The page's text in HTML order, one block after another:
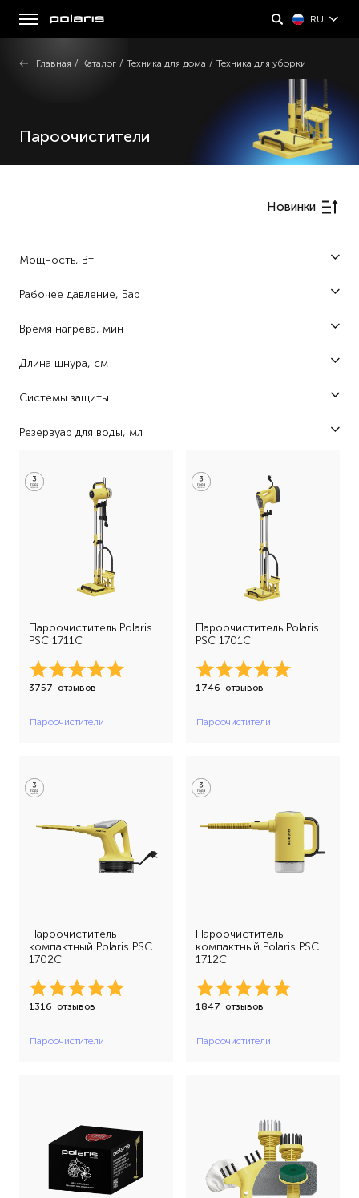
RU
Главная / Каталог / Техника для дома / Техника для уборки
Пароочистители
Новинки
Мощность, Вт
1700 (2)
Рабочее давление, Бар
Время нагрева, мин
Длина шнура, см
Системы защиты
Резервуар для воды, мл
360 (1)
Пароочиститель Polaris
PSC 1711C
3757 отзывов
Пароочистители
Пароочиститель Polaris
PSC 1701C
1746 отзывов
Пароочистители
Пароочиститель
компактный Polaris PSC
1702C
1316 отзывов
Пароочистители
Пароочиститель
компактный Polaris PSC
1712C
1847 отзывов
Пароочистители